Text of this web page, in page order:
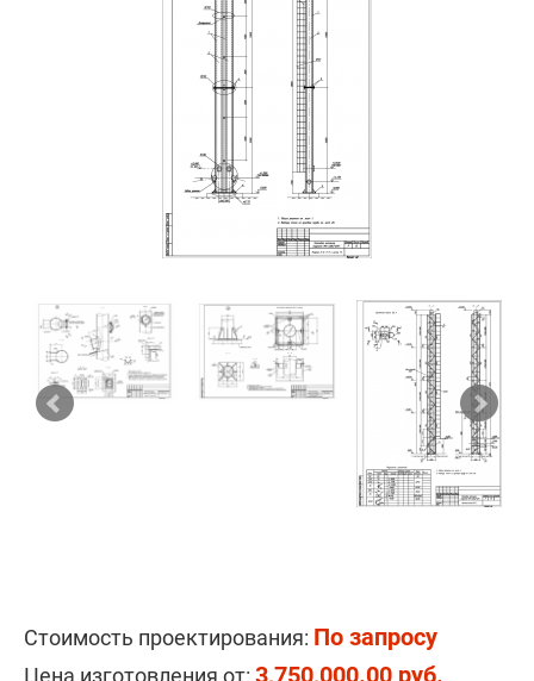
Стоимость проектирования: По запросу